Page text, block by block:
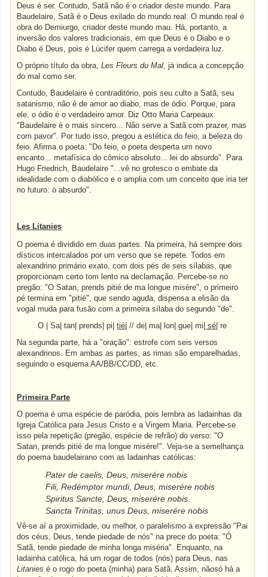
Deus é ser. Contudo, Satã não é o criador deste mundo. Para
Baudelaire, Satã é o Deus exilado do mundo real. O mundo real é
obra do Demiurgo, criador deste mundo mau. Há, portanto, a
inversão dos valores tradicionais, em que Deus é o Diabo e o
Diabo é Deus, pois é Lúcifer quem carrega a verdadeira luz.
O próprio título da obra,Les Fleurs du Mal, já indica a concepção
do mal como ser.
Contudo, Baudelaire é contraditório, pois seu culto a Satã, seu
satanismo, não é de amor ao diabo, mas de ódio. Porque, para
ele, o ódio é o verdadeiro amor. Diz Otto Maria Carpeaux:
"Baudelaire é o mais sincero... Não serve a Satã com prazer, mas
com pavor". Por tudo isso, pregou a estética do feio, a beleza do
feio. Afirma o poeta: "Do feio, o poeta desperta um novo
encanto... metafísica do cômico absoluto... lei do absurdo". Para
Hugo Friedrich, Baudelaire "...vê no grotesco o embate da
idealidade com o diabólico e o amplia com um conceito que iria ter
no futuro: o absurdo".
Les Litanies
O poema é dividido em duas partes. Na primeira, há sempre dois
dísticos intercalados por um verso que se repete. Todos em
alexandrino primário exato, com dois pés de seis sílabas, que
proporcionam certo tom lento na declamação. Percebe-se no
pregão: "O Satan, prends pitié de ma longue misére", o primeiro
pé termina em "pitié", que sendo aguda, dispensa a elisão da
vogal muda para fusão com a primeira sílaba do segundo "de".
O | Sa| tan| prends| pi|tié | // de| ma| lon| gue| mi| sé | re
Na segunda parte, há a "oração": estrofe com seis versos
alexandrinos. Em ambas as partes, as rimas são emparelhadas,
seguindo o esquema AA/BB/CC/DD, etc.
Primeira Parte
O poema é uma espécie de paródia, pois lembra as ladainhas da
Igreja Católica para Jesus Cristo e a Virgem Maria. Percebe-se
isso pela repetição (pregão, espécie de refrão) do verso: "O
Satan, prends pitié de ma longue misére!". Veja-se a semelhança
do poema baudelairano com as ladainhas católicas:
Pater de caelis, Deus, miserére nobis
Fili, Redémptor mundi, Deus, miserére nobis
Spiritus Sancte, Deus, miserére nobis.
Sancta Trinitas, unus Deus, miserére nobis
Vê-se aí a proximidade, ou melhor, o paralelismo à expressão "Pai
dos céus, Deus, tende piedade de nós" na prece do poeta: "Ó
Satã, tende piedade de minha longa miséria". Enquanto, na
ladainha católica, há um rogar de todos (nós) para Deus, nas
Litanies é o rogo do poeta (minha) para Satã. Assim, nãosó há a